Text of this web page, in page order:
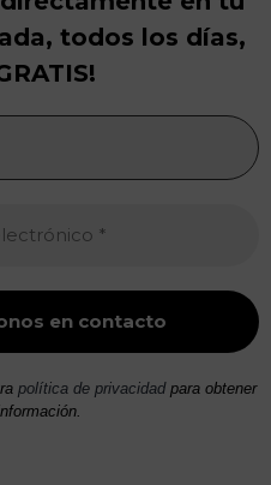
todos los días,
política de privacidadpara obtener